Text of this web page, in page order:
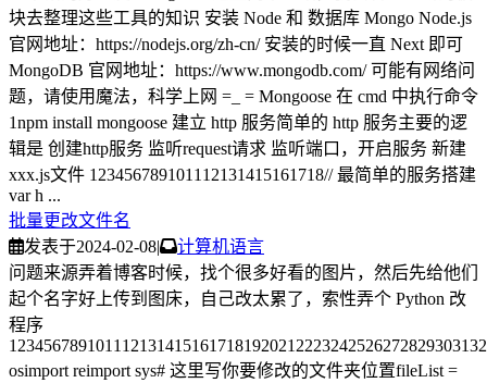
块去整理这些工具的知识 安装 Node 和 数据库 Mongo Node.js
官网地址：https://nodejs.org/zh-cn/ 安装的时候一直 Next 即可
MongoDB 官网地址：https://www.mongodb.com/ 可能有网络问
题，请使用魔法，科学上网 =_ = Mongoose 在 cmd 中执行命令
1npm install mongoose 建立 http 服务简单的 http 服务主要的逻
辑是 创建http服务 监听request请求 监听端口，开启服务 新建
xxx.js文件 123456789101112131415161718// 最简单的服务搭建
var h ...
批量更改文件名
发表于2024-02-08|
计算机语言
问题来源弄着博客时候，找个很多好看的图片，然后先给他们
起个名字好上传到图床，自己改太累了，索性弄个 Python 改
程序
osimport reimport sys# 这里写你要修改的文件夹位置fileList =